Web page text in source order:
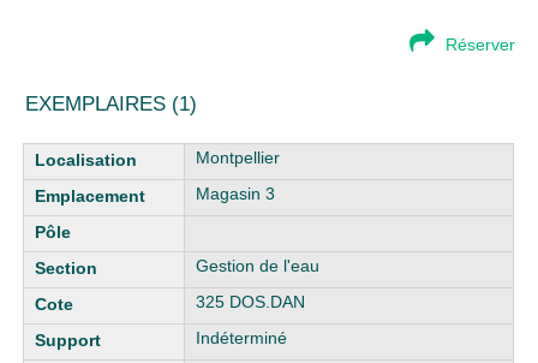
Réserver
EXEMPLAIRES (1)
Liste des exemplaires
Montpellier
Magasin 3
Gestion de l'eau
325 DOS.DAN
Indéterminé